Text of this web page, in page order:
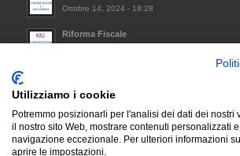
Ottobre 14, 2024 - 18:28
Riforma Fiscale
Dicembre 6, 2023 - 17:29
Utilizziamo i cookie
Potremmo posizionarli per l'analisi dei dati dei nostri
il nostro sito Web, mostrare contenuti personalizzati
navigazione eccezionale. Per ulteriori informazioni
aprire le impostazioni.